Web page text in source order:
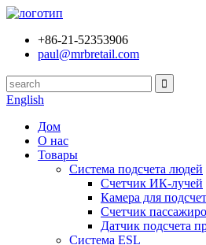
+86-21-52353906
paul@mrbretail.com
English
Дом
О нас
Товары
Система подсчета людей
Счетчик ИК-лучей
Камера для
Счетчик
Датчик подсчета
Система ESL